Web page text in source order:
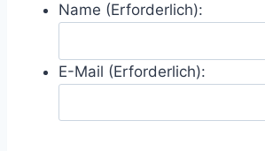
Name (Erforderlich):
E-Mail (Erforderlich):